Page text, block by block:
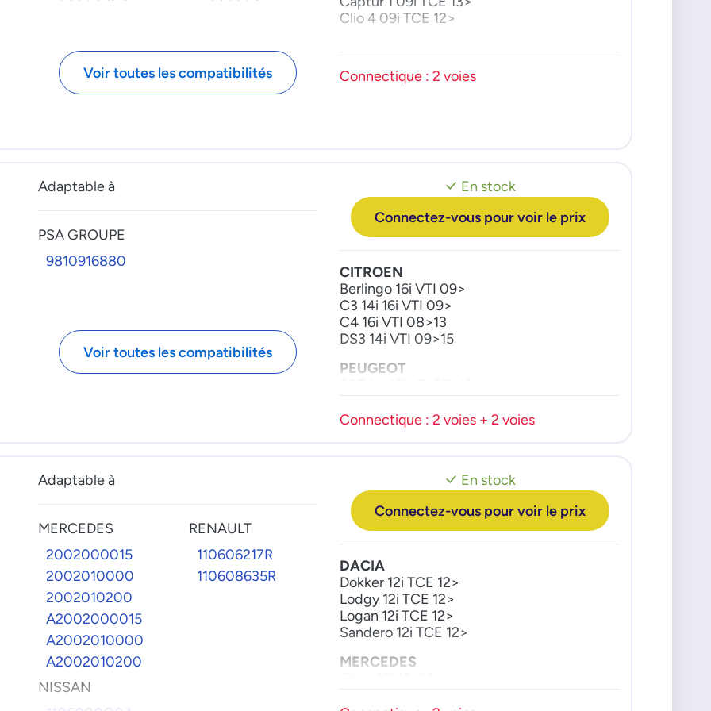
5008 16c BlueHdi 13>
Expert 16c BlueHdi 16>
Traveller 16c BlueHdi 16>
Voir toutes les compatibilités
Clio 4 09i TCE 12>
Connectique : 2 voies
Adaptable à
PSA GROUPE
9810916880
Voir toutes les compatibilités
En stock
Connectez-vous pour voir le prix
CITROEN
Berlingo 16i VTI 09>
C3 14i 16i VTI 09>
C4 16i VTI 08>13
DS3 14i VTI 09>15
PEUGEOT
3008 16i VTI 09>16
Connectique : 2 voies + 2 voies
Adaptable à
MERCEDES
2002000015
2002010000
2002010200
A2002000015
A2002010000
A2002010200
NISSAN
RENAULT
110606217R
110608635R
En stock
Connectez-vous pour voir le prix
DACIA
Dokker 12i TCE 12>
Lodgy 12i TCE 12>
Logan 12i TCE 12>
Sandero 12i TCE 12>
MERCEDES
NISSAN